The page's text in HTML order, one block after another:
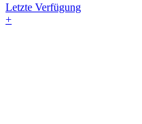
Letzte Verfügung
+